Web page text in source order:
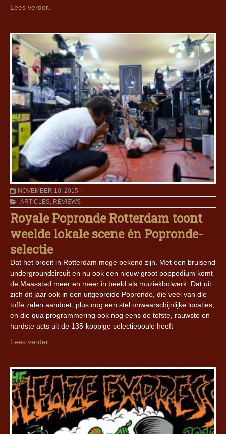
Lees verder..
NOVEMBER 10, 2015
ARTICLES, REVIEWS
Royale Popronde Rotterdam toont
weelde lokale scene én Popronde-
selectie
Dat het broeit in Rotterdam moge bekend zijn. Met een bruisend
undergroundcircuit en nu ook een nieuw groot poppodium komt
de Maasstad meer en meer in beeld als muziekbolwerk. Dat uit
zich dit jaar ook in een uitgebreide Popronde, die veel van die
toffe zalen aandoet, plus nog een stel onwaarschijnlijke locaties,
en die qua programmering ook nog eens de tofste, rauwste en
hardste acts uit de 135-koppige selectiepoule heeft
Lees verder..